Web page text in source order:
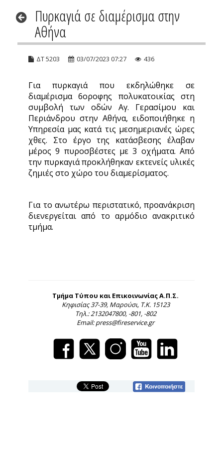
Πυρκαγιά σε διαμέρισμα στην
Αθήνα
ΔΤ 5203 03/07/2023 07:27 436
Για πυρκαγιά που εκδηλώθηκε σε
διαμέρισμα 6οροφης πολυκατοικίας στη
συμβολή των οδών Αγ. Γερασίμου και
Περιάνδρου στην Αθήνα, ειδοποιήθηκε η
Υπηρεσία μας κατά τις μεσημεριανές ώρες
χθες. Στο έργο της κατάσβεσης έλαβαν
μέρος 9 πυροσβέστες με 3 οχήματα. Από
την πυρκαγιά προκλήθηκαν εκτενείς υλικές
ζημιές στο χώρο του διαμερίσματος.
Για το ανωτέρω περιστατικό, προανάκριση
διενεργείται από το αρμόδιο ανακριτικό
τμήμα.
Τμήμα Τύπου και Επικοινωνίας Α.Π.Σ.
Κηφισίας 37-39, Μαρούσι, Τ.Κ. 15123
Τηλ.: 2132047800, -801, -802
Email: press@fireservice.gr